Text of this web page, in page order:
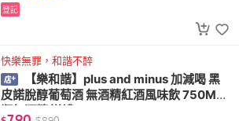
登記
快樂無罪，和諧不醉
【樂和諧】plus and minus 加減喝 黑
皮諾脫醇葡萄酒 無酒精紅酒風味飲 750ML/
瓶無酒精 送禮